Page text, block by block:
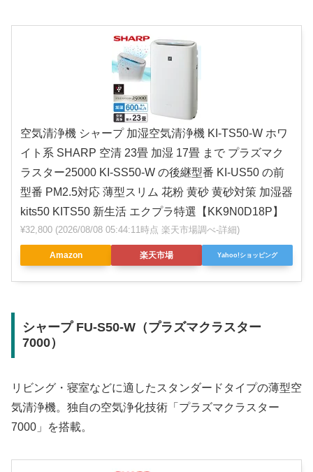
空気清浄機 シャープ 加湿空気清浄機 KI-TS50-W ホワ
イト系 SHARP 空清 23畳 加湿 17畳 まで プラズマク
ラスター25000 KI-SS50-W の後継型番 KI-US50 の前
型番 PM2.5対応 薄型スリム 花粉 黄砂 黄砂対策 加湿器
kits50 KITS50 新生活 エクプラ特選【KK9N0D18P】
¥32,800 (2026/08/08 05:44:11時点 楽天市場調べ-詳細)
Amazon 楽天市場 Yahoo!ショッピング
シャープ FU-S50-W（プラズマクラスター
7000）
リビング・寝室などに適したスタンダードタイプの薄型空
気清浄機。独自の空気浄化技術「プラズマクラスター
7000」を搭載。